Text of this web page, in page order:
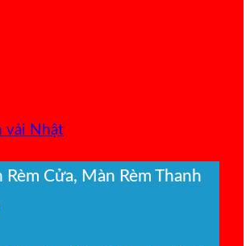
Rèm Cửa, Màn Rèm Thanh